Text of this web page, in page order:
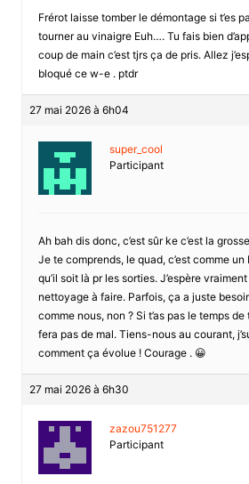
Frérot laisse tomber le démontage si t’es
tourner au vinaigre Euh…. Tu fais bien
coup de main c’est tjrs ça de pris. Allez
bloqué ce w-e . ptdr
27 mai 2026 à 6h04
super_cool
Participant
Ah bah dis donc, c’est sûr ke c’est la
Je te comprends, le quad, c’est comme
qu’il soit là pr les sorties. J’espère
nettoyage à faire. Parfois, ça a juste besoin
comme nous, non ? Si t’as pas le temps
fera pas de mal. Tiens-nous au courant,
comment ça évolue ! Courage . 😀
27 mai 2026 à 6h30
zazou751277
Participant